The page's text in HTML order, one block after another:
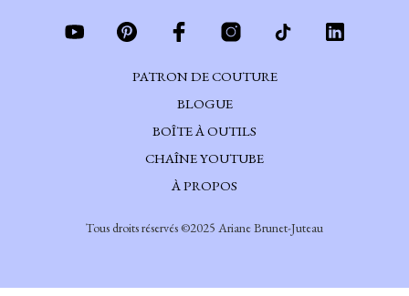
PATRON DE COUTURE
BLOGUE
BOÎTE À OUTILS
CHAÎNE YOUTUBE
À PROPOS
Tous droits réservés ©2025 Ariane Brunet-Juteau